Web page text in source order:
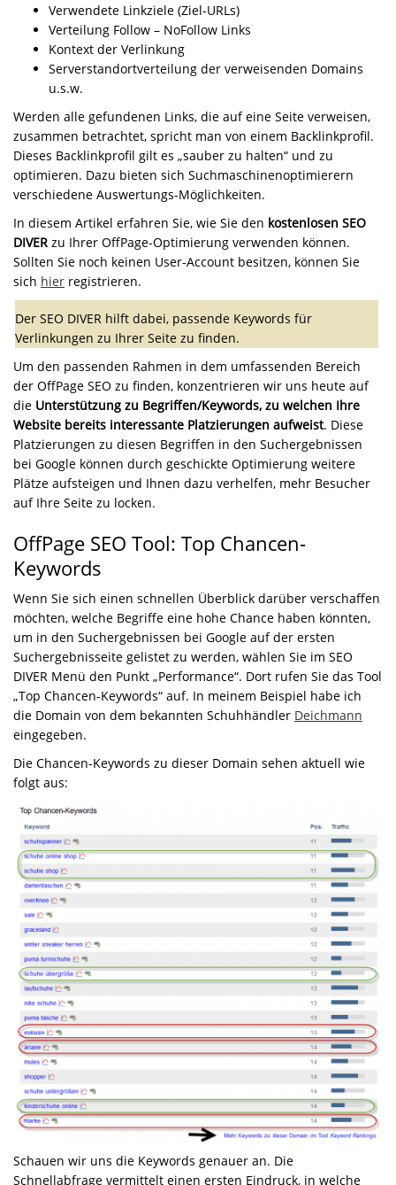
Verwendete Linkziele (Ziel-URLs)
Verteilung Follow – NoFollow Links
Kontext der Verlinkung
Serverstandortverteilung der verweisenden Domains
u.s.w.
Werden alle gefundenen Links, die auf eine Seite verweisen,
zusammen betrachtet, spricht man von einem Backlinkprofil.
Dieses Backlinkprofil gilt es „sauber zu halten“ und zu
optimieren. Dazu bieten sich Suchmaschinenoptimierern
verschiedene Auswertungs-Möglichkeiten.
In diesem Artikel erfahren Sie, wie Sie den kostenlosen SEO
DIVER zu Ihrer OffPage-Optimierung verwenden können.
Sollten Sie noch keinen User-Account besitzen, können Sie
sich hier registrieren.
Der SEO DIVER hilft dabei, passende Keywords für
Verlinkungen zu Ihrer Seite zu finden.
Um den passenden Rahmen in dem umfassenden Bereich
der OffPage SEO zu finden, konzentrieren wir uns heute auf
die Unterstützung zu Begriffen/Keywords, zu welchen Ihre
Website bereits interessante Platzierungen aufweist. Diese
Platzierungen zu diesen Begriffen in den Suchergebnissen
bei Google können durch geschickte Optimierung weitere
Plätze aufsteigen und Ihnen dazu verhelfen, mehr Besucher
auf Ihre Seite zu locken.
OffPage SEO Tool: Top Chancen-
Keywords
Wenn Sie sich einen schnellen Überblick darüber verschaffen
möchten, welche Begriffe eine hohe Chance haben könnten,
um in den Suchergebnissen bei Google auf der ersten
Suchergebnisseite gelistet zu werden, wählen Sie im SEO
DIVER Menü den Punkt „Performance“. Dort rufen Sie das Tool
„Top Chancen-Keywords“ auf. In meinem Beispiel habe ich
die Domain von dem bekannten Schuhhändler Deichmann
eingegeben.
Die Chancen-Keywords zu dieser Domain sehen aktuell wie
folgt aus:
Schauen wir uns die Keywords genauer an. Die
Schnellabfrage vermittelt einen ersten Eindruck, in welche